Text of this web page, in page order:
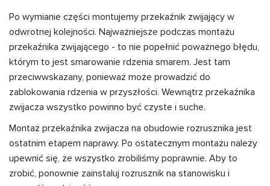
Po wymianie części montujemy przekaźnik zwijający w
odwrotnej kolejności. Najważniejsze podczas montażu
przekaźnika zwijającego - to nie popełnić poważnego błędu,
którym to jest smarowanie rdzenia smarem. Jest tam
przeciwwskazany, ponieważ może prowadzić do
zablokowania rdzenia w przyszłości. Wewnątrz przekaźnika
zwijacza wszystko powinno być czyste i suche.
Montaż przekaźnika zwijacza na obudowie rozrusznika jest
ostatnim etapem naprawy. Po ostatecznym montażu należy
upewnić się, że wszystko zrobiliśmy poprawnie. Aby to
zrobić, ponownie zainstaluj rozrusznik na stanowisku i